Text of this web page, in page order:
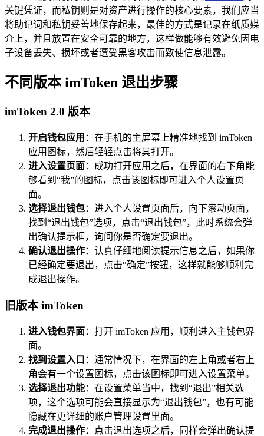
关键凭证，而私钥则是对资产进行操作的核心要素，我们应当
将助记词和私钥妥善地保存起来，最佳的方式是记录在纸质媒
介上，并且放置在安全可靠的地方，这样做能够有效避免因电
子设备丢失、损坏或者遭受黑客攻击而致使信息泄露。
不同版本 imToken 退出步骤
imToken 2.0 版本
开启钱包应用 ：在手机的主屏幕上精准地找到 imToken
应用图标，然后轻轻点击将其打开。
进入设置页面：成功打开应用之后，在界面的右下角能
够看到“我”的图标，点击该图标即可进入个人设置页
面。
选择退出钱包：进入个人设置页面后，向下滚动页面，
找到“退出钱包”选项，点击“退出钱包”，此时系统会弹
出确认提示框，询问你是否确定要退出。
确认退出操作：认真仔细地阅读提示信息之后，如果你
已经确定要退出，点击“确定”按钮，这样就能够顺利完
成退出操作。
旧版本 imToken
进入钱包界面：打开 imToken 应用，顺利进入主钱包界
面。
找到设置入口 ：通常情况下，在界面的左上角或者右上
角会有一个设置图标，点击该图标即可进入设置菜单。
选择退出功能：在设置菜单当中，找到“退出”相关选
项，这个选项可能会直接显示为“退出钱包”，也有可能
隐藏在更详细的账户管理设置里面。
完成退出操作：点击退出选项之后，同样会弹出确认提